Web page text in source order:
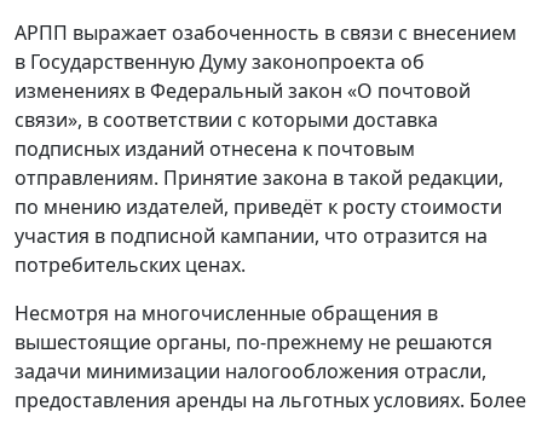
АРПП выражает озабоченность в связи с внесением
в Государственную Думу законопроекта об
изменениях в Федеральный закон «О почтовой
связи», в соответствии с которыми доставка
подписных изданий отнесена к почтовым
отправлениям. Принятие закона в такой редакции,
по мнению издателей, приведёт к росту стоимости
участия в подписной кампании, что отразится на
потребительских ценах.
Несмотря на многочисленные обращения в
вышестоящие органы, по-прежнему не решаются
задачи минимизации налогообложения отрасли,
предоставления аренды на льготных условиях. Более